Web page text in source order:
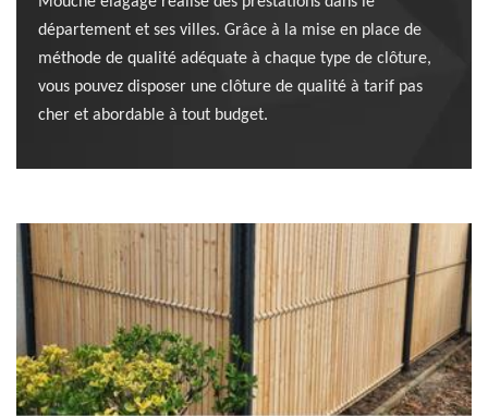
département et ses villes. Grâce à la mise en place de
méthode de qualité adéquate à chaque type de clôture,
vous pouvez disposer une clôture de qualité à tarif pas
cher et abordable à tout budget.